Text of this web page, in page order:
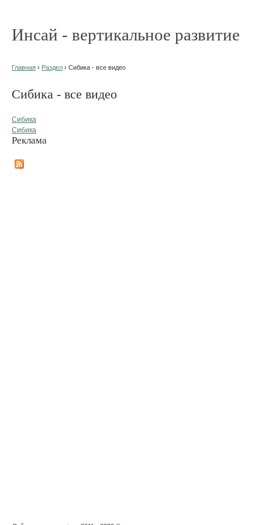
Инсай - вертикальное развитие
Главная › Раздел › Сибика - все видео
Сибика - все видео
Сибика
Сибика
Реклама